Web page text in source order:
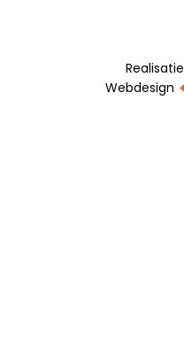
Realisatie
Webdesign